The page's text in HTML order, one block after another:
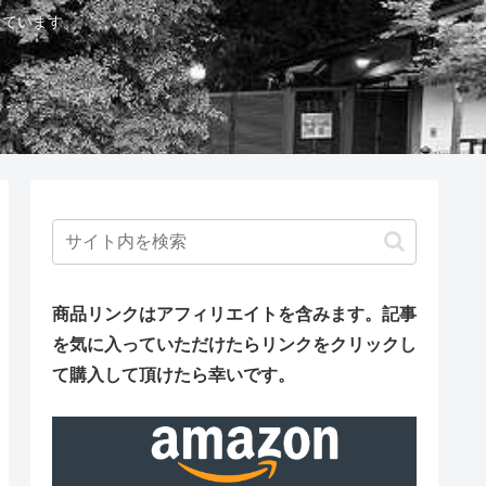
います。
商品リンクはアフィリエイトを含みます。 記事
を気に入っていただけたらリンクをクリックし
て購入して頂けたら幸いです。